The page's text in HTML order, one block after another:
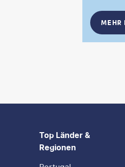
MEHR
Footer
Top Länder &
Regionen